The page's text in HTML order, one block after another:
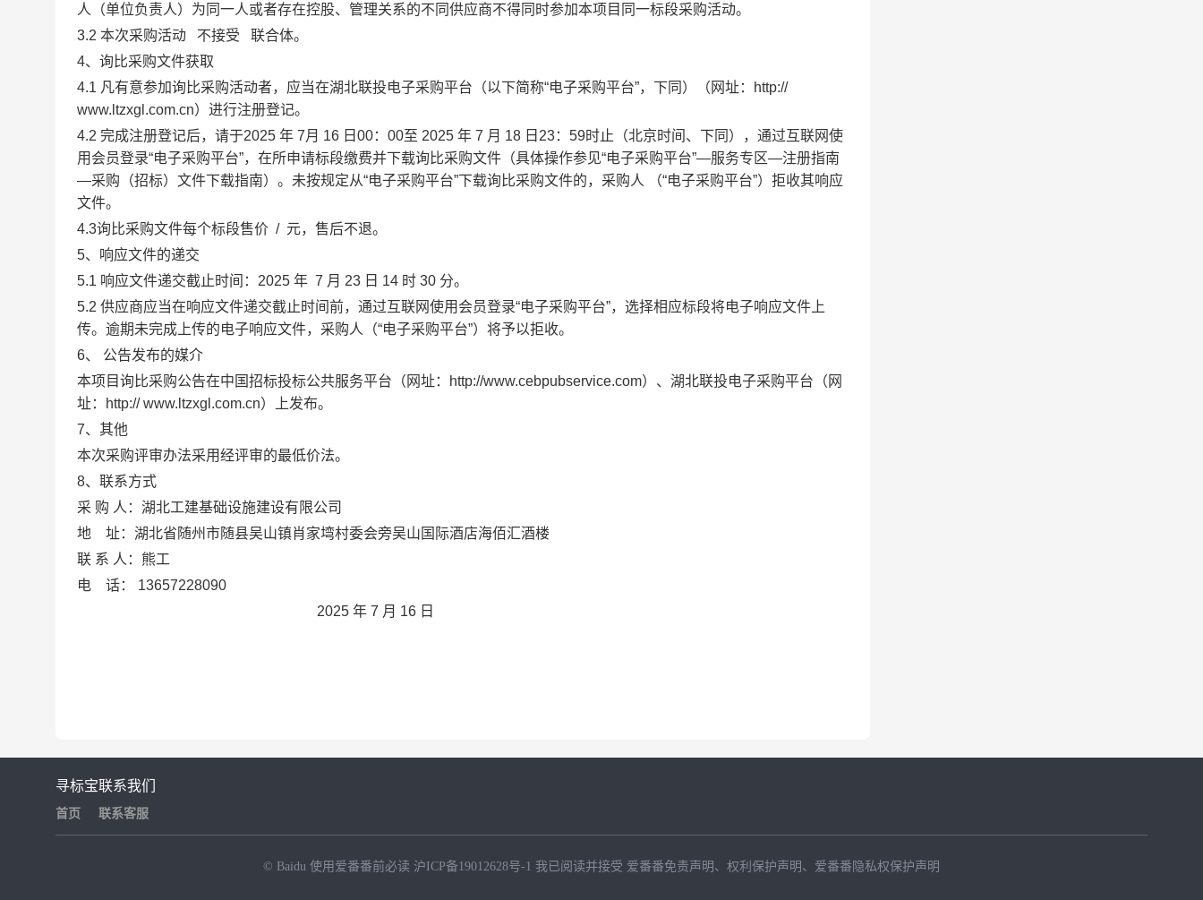
人（单位负责人）为同一人或者存在控股、管理关系的不同供应商不得同时参加本项目同一标段采购活动。
3.2 本次采购活动 不接受
联合体。
4、询比采购文件获取
4.1 凡有意参加询比采购活动者，应当在湖北联投电子采购平台（以下简称“电子采购平台”，下同）（网址：
http://
www.ltzxgl.com.cn）进行注册登记。
4.2 完成注册登记后，请于2025 年 7月 16 日 00：00至 2025 年 7 月 18 日 23： 59时止（北京时间、下同），通过互联网使
用会员登录“电子采购平台”，在所申请标段缴费并下载询比采购文件（具体操作参见“电子采购平台”—服务专区—注册指南
—采购（招标）文件下载指南）。未按规定从“电子采购平台”下载询比采购文件的，采购人 （“电子采购平台”）拒收其响应
文件。
4.3询比采购文件每个标段售价 / 元，售后不退。
5、响应文件的递交
5.1 响应文件递交截止时间： 2025 年 7 月 23 日 14 时 30 分。
5.2 供应商应当在响应文件递交截止时间前，通过互联网使用会员登录“电子采购平台”，选择相应标段将电子响应文件上
传。逾期未完成上传的电子响应文件，采购人（“电子采购平台”）将予以拒收。
6、
公告发布的媒介
本项目询比采购公告在中国招标投标公共服务平台（网址： http://www.cebpubservice.com）、 湖北联投电子采购平台（网
址：
http:// www.ltzxgl.com.cn）
上发布。
7、其他
本次采购评审办法采用经评审的最低价法。
8、联系方式
采 购 人： 湖北工建基础设施建设有限公司
地
址： 湖北省随州市随县吴山镇肖家塆村委会旁吴山国际酒店海佰汇酒楼
联 系 人： 熊工
电
话：
13657228090
2025 年 7 月 16 日
寻标宝
首页
联系我们
联系客服
© Baidu 使用爱番番前必读 沪ICP备19012628号-1 我已阅读并接受 爱番番免责声明 、 权利保护声明 、 爱番番隐私权保护声明